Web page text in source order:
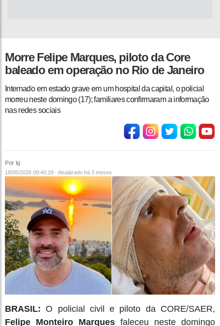
Morre Felipe Marques, piloto da Core
baleado em operação no Rio de Janeiro
Internado em estado grave em um hospital da capital, o policial
morreu neste domingo (17); familiares confirmaram a informação
nas redes sociais
Por ig
18/05/2026 09:40:29 - Atualizado há 3 meses
BRASIL: O policial civil e piloto da CORE/SAER,
Felipe Monteiro Marques faleceu neste domingo